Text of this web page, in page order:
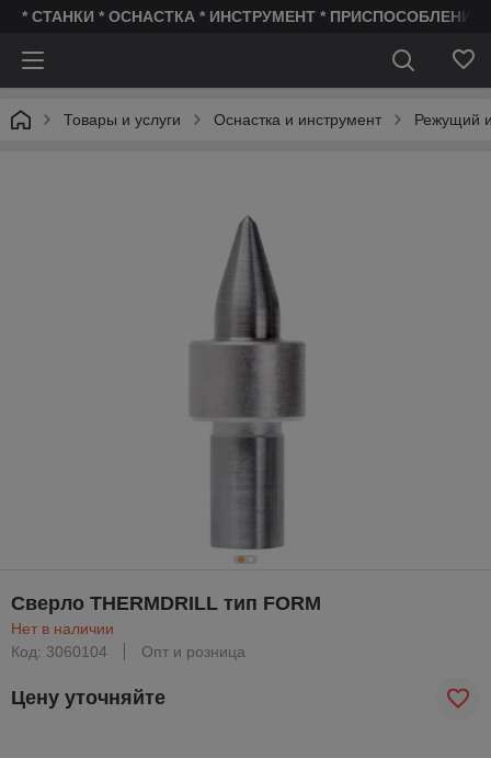
* СТАНКИ * ОСНАСТКА * ИНСТРУМЕНТ * ПРИСПОСОБЛЕНИЯ
Товары и услуги Оснастка и инструмент Режущий
Сверло THERMDRILL тип FORM
Нет в наличии
Код: 3060104
Опт и розница
Цену уточняйте